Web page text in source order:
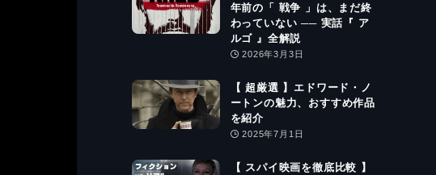
年前の「 戦争 」は、まだ終
わっていない ── 実話『 ア
ルゴ 』全解説
2026年3月3日
【 超厳選 】エドワード・ノ
ートンの魅力、おすすめ作品
を紹介
2025年7月1日
【 スパイ映画を徹底比較 】